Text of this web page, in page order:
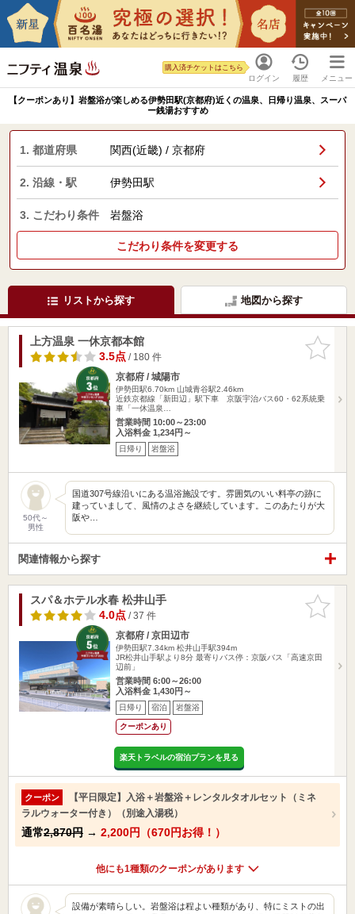
ログイン
購入済チケットはこちら
履歴 メニュー
【クーポンあり】岩盤浴が楽しめる伊勢田駅(京都府)近くの温泉、日帰り温泉、スーパ
ー銭湯おすすめ
1. 都道府県 関西(近畿) / 京都府
2. 沿線・駅 伊勢田駅
3. こだわり条件 岩盤浴
こだわり条件を変更する
リストから探す 地図から探す
お気に入
りに追加
上方温泉 一休京都本館
3.5点/ 180 件
京都府 / 城陽市
伊勢田駅6.70km 山城青谷駅2.46km
近鉄京都線「新田辺」駅下車 京阪宇治バス60・62系統乗
車「一休温泉…
営業時間 10:00～23:00
入浴料金 1,234円～
日帰り 岩盤浴
50代～
男性
国道307号線沿いにある温浴施設です。雰囲気のいい料亭の跡に
建っていまして、風情のよさを継続しています。このあたりが大
阪や…
関連情報から探す
お気に入
りに追加
スパ＆ホテル水春 松井山手
4.0点/ 37 件
京都府 / 京田辺市
伊勢田駅7.34km 松井山手駅394m
JR松井山手駅より8分 最寄りバス停：京阪バス「高速京田
辺前」
営業時間 6:00～26:00
入浴料金 1,430円～
日帰り 宿泊 岩盤浴
クーポンあり
楽天トラベルの宿泊プランを見る
クーポン
【平日限定】入浴＋岩盤浴＋レンタルタオルセット（ミネ
ラルウォーター付き）（別途入湯税）
通常2,870円 → 2,200円（670円お得！）
他にも1種類のクーポンがあります
設備が素晴らしい。岩盤浴は程よい種類があり、特にミストの出